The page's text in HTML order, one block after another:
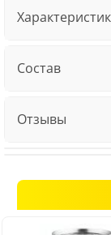
Состав
Отзывы